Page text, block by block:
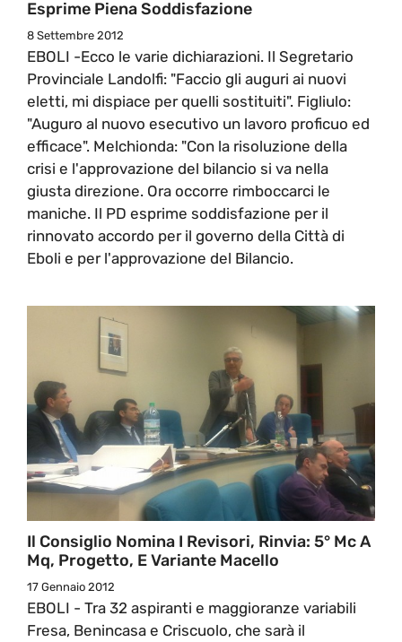
Esprime Piena Soddisfazione
8 Settembre 2012
EBOLI -Ecco le varie dichiarazioni. Il Segretario
Provinciale Landolfi: "Faccio gli auguri ai nuovi
eletti, mi dispiace per quelli sostituiti". Figliulo:
"Auguro al nuovo esecutivo un lavoro proficuo ed
efficace". Melchionda: "Con la risoluzione della
crisi e l'approvazione del bilancio si va nella
giusta direzione. Ora occorre rimboccarci le
maniche. Il PD esprime soddisfazione per il
rinnovato accordo per il governo della Città di
Eboli e per l'approvazione del Bilancio.
Il Consiglio Nomina I Revisori, Rinvia: 5° Mc A
Mq, Progetto, E Variante Macello
17 Gennaio 2012
EBOLI - Tra 32 aspiranti e maggioranze variabili
Fresa, Benincasa e Criscuolo, che sarà il